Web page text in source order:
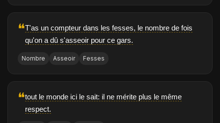
❝T'as un compteur dans les fesses, le nombre de fois
qu'on a dû s'asseoir pour ce gars.
Nombre Asseoir Fesses
❝tout le monde ici le sait: il ne mérite plus le même
respect.